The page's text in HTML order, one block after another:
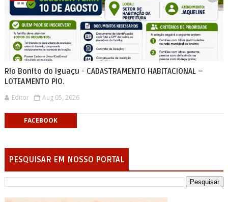
Rio Bonito do Iguaçu - CADASTRAMENTO HABITACIONAL –
LOTEAMENTO PIO.
Editor Aug 05, 2026
FACEBOOK
PESQUISAR EM NOSSO PORTAL